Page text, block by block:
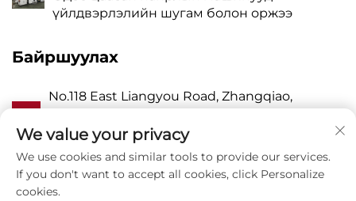
үйлдвэрлэлийн шугам болон оржээ
Байршуулах
А
No.118 East Liangyou Road, Zhangqiao,
Wanquan Town, Pingyang, Wenzhou City,
Zhejiang P.R. China 325409
P 8615988795434
We value your privacy
We use cookies and similar tools to provide our services.
If you don't want to accept all cookies, click Personalize
cookies.